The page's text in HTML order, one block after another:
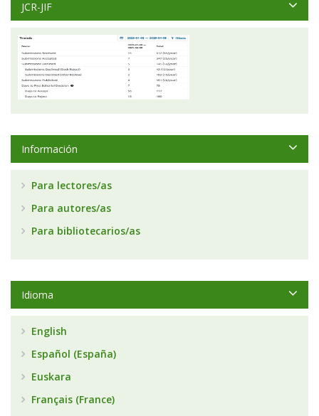
JCR-JIF
Información
Para lectores/as
Para autores/as
Para bibliotecarios/as
Idioma
English
Español (España)
Euskara
Français (France)